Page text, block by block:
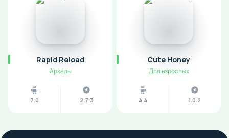
Rapid Reload
Аркады
7.0 2.7.3
Cute Honey
Для взрослых
4.4 1.0.2